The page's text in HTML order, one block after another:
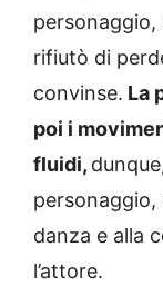
personaggio,
rifiutò di
convinse. La
poi i
fluidi,
personaggio,
danza e alla
l’attore.